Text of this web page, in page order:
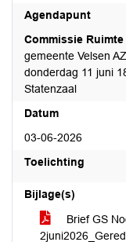
Agendapunt
Commissie Ruimte
gemeente Velsen
donderdag 11 juni
Statenzaal
Datum
03-06-2026
Toelichting
Bijlage(s)
Brief GS